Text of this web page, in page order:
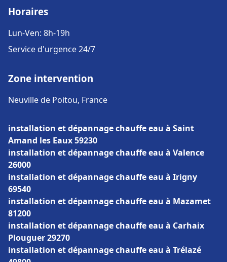
Horaires
Lun-Ven: 8h-19h
Service d'urgence 24/7
Zone intervention
Neuville de Poitou, France
installation et dépannage chauffe eau à Saint
Amand les Eaux 59230
installation et dépannage chauffe eau à Valence
26000
installation et dépannage chauffe eau à Irigny
69540
installation et dépannage chauffe eau à Mazamet
81200
installation et dépannage chauffe eau à Carhaix
Plouguer 29270
installation et dépannage chauffe eau à Trélazé